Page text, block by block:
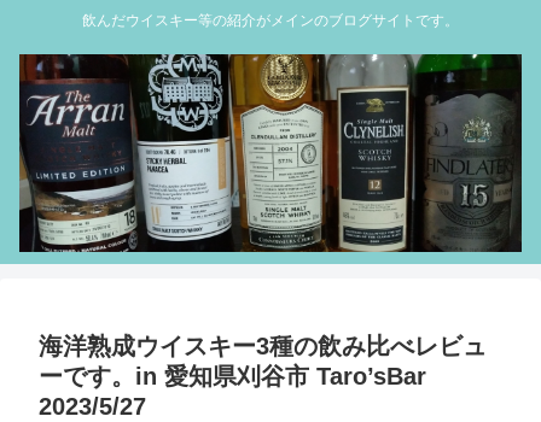
飲んだウイスキー等の紹介がメインのブログサイトです。
海洋熟成ウイスキー3種の飲み比べレビュ
ーです。in 愛知県刈谷市 Taro’sBar
2023/5/27